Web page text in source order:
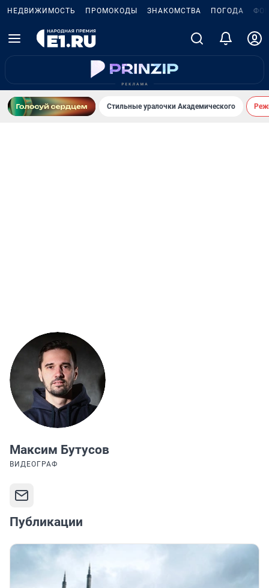
НЕДВИЖИМОСТЬ ПРОМОКОДЫ ЗНАКОМСТВА ПОГОДА
Стильные уралочки Академического
Максим Бутусов
ВИДЕОГРАФ
Публикации